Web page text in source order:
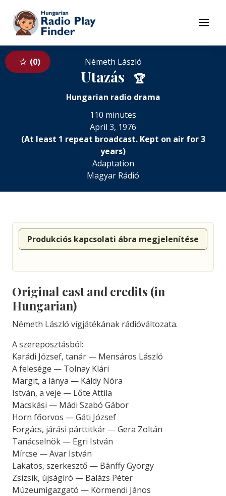
To contents
Menu
0 Németh László
Utazás 🏆
Hungarian radio drama
110 minutes
April 3, 1976
(At least 1 repeat broadcast. Kept on air for 3
years)
Adaptation
Magyar Rádió
Produkciós kapcsolati ábra megjelenítése
Original cast and credits (in
Hungarian)
Németh László vígjátékának rádióváltozata.
A szereposztásból:
Karádi József, tanár — Mensáros László
A felesége — Tolnay Klári
Margit, a lánya — Káldy Nóra
István, a veje — Lőte Attila
Macskási — Mádi Szabó Gábor
Horn főorvos — Gáti József
Forgács, járási párttitkár — Gera Zoltán
Tanácselnök — Egri István
Mírcse — Avar István
Lakatos, szerkesztő — Bánffy György
Zsizsik, újságíró — Balázs Péter
Múzeumigazgató — Körmendi János